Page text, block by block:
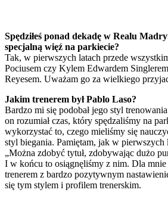
Spędziłeś ponad dekadę w Realu
specjalną więź na parkiecie?
Tak, w pierwszych latach przede
Pociusem czy Kylem Edwardem
Reyesem. Uważam go za wielkiego
Jakim trenerem był Pablo Laso?
Bardzo mi się podobał jego styl
on rozumiał czas, który spędzaliśmy na
wykorzystać to, czego mieliśmy się
styl biegania. Pamiętam, jak w pierwszych
„Można zdobyć tytuł, zdobywając dużo
I w końcu to osiągnęliśmy z nim. Dla
trenerem z bardzo pozytywnym
się tym stylem i profilem trenerskim.